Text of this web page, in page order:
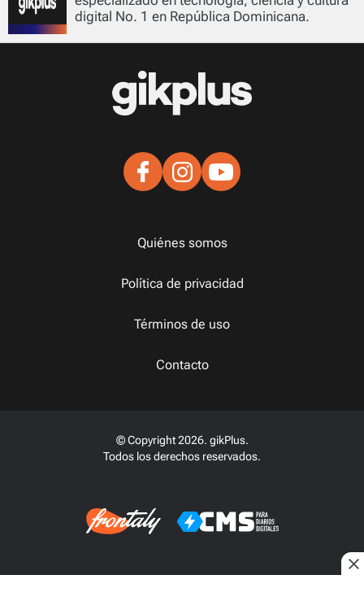
digital No. 1 en República Dominicana.
Quiénes somos
Política de privacidad
Términos de uso
Contacto
© Copyright 2026. gikPlus.
Todos los derechos reservados.